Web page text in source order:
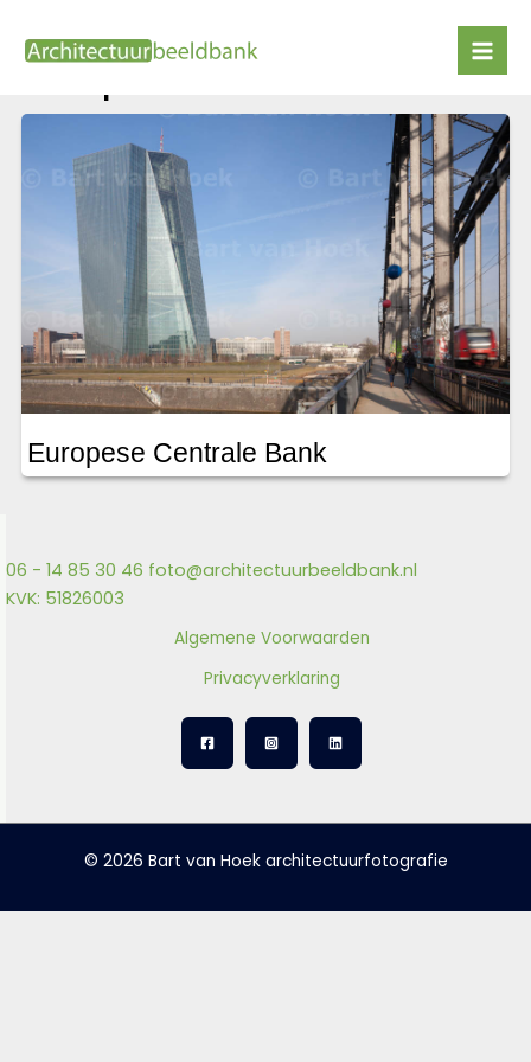
naar
Coop Himmelbau
Europese Centrale Bank
06 - 14 85 30 46 foto@architectuurbeeldbank.nl
KVK: 51826003
Algemene Voorwaarden
Privacyverklaring
© 2026 Bart van Hoek architectuurfotografie